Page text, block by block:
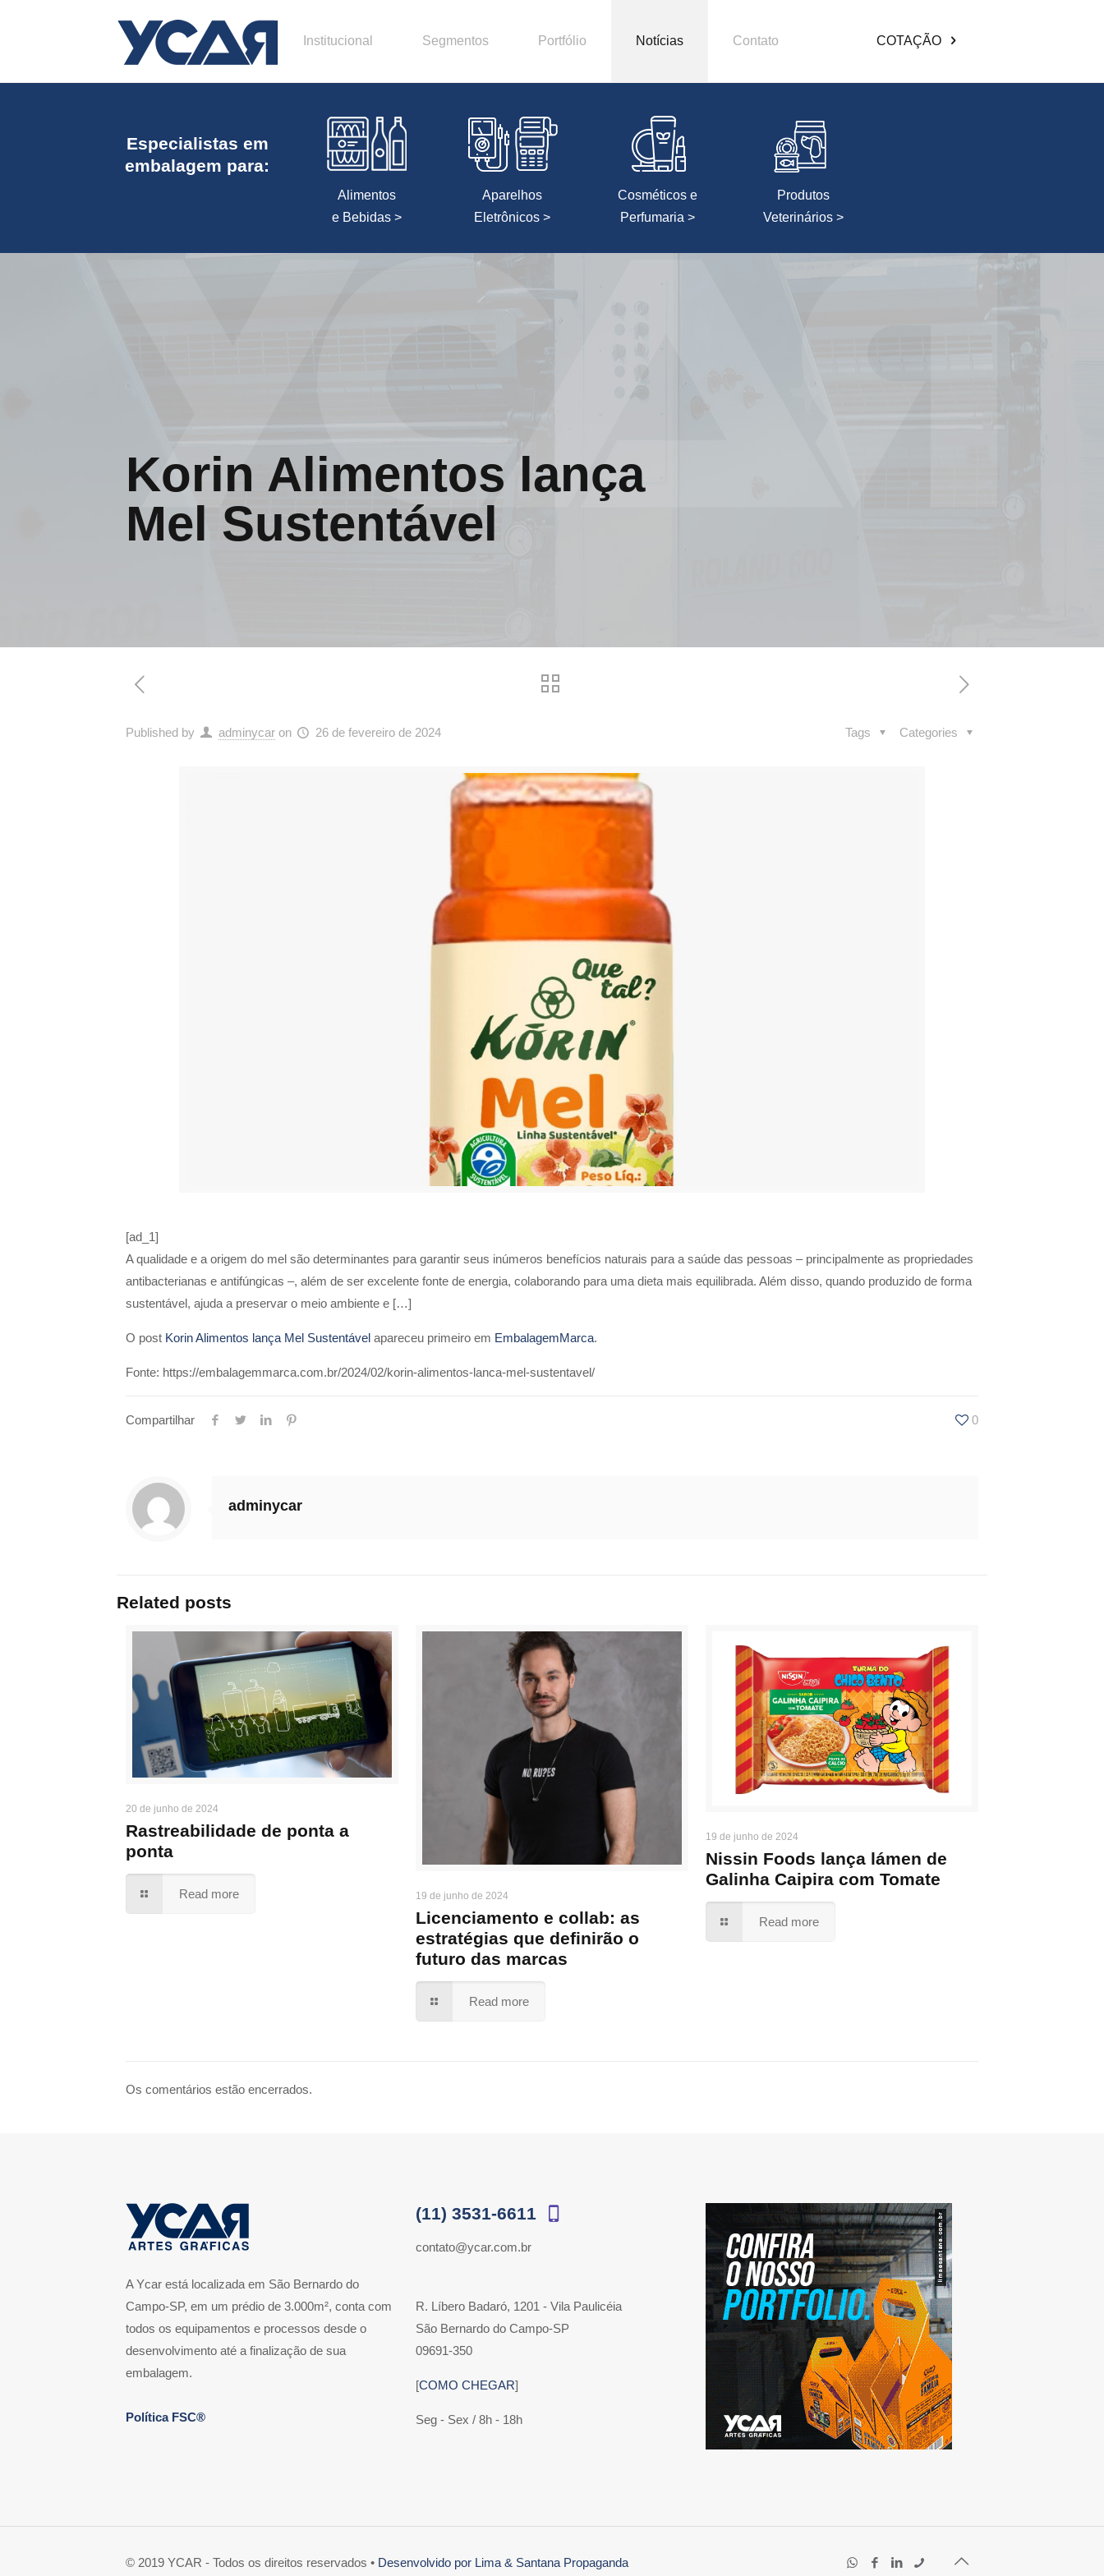
Institucional Segmentos Portfólio Notícias Contato COTAÇÃO
Especialistas em
embalagem para:
Alimentos
e Bebidas >
Aparelhos
Eletrônicos >
Cosméticos e
Perfumaria >
Produtos
Veterinários >
Korin Alimentos lança
Mel Sustentável
Published by adminycar on 26 de fevereiro de 2024 Categories
Tags
[ad_1]
A qualidade e a origem do mel são determinantes para garantir seus inúmeros benefícios naturais para a saúde das pessoas – principalmente as propriedades
antibacterianas e antifúngicas –, além de ser excelente fonte de energia, colaborando para uma dieta mais equilibrada. Além disso, quando produzido de forma
sustentável, ajuda a preservar o meio ambiente e […]
O post Korin Alimentos lança Mel Sustentávelapareceu primeiro em EmbalagemMarca.
Fonte: https://embalagemmarca.com.br/2024/02/korin-alimentos-lanca-mel-sustentavel/
Compartilhar 0
adminycar
Related posts
20 de junho de 2024
Rastreabilidade de ponta a
ponta
Read more 19 de junho de 2024
Licenciamento e collab: as
estratégias que definirão o
futuro das marcas
Read more
19 de junho de 2024
Nissin Foods lança lámen de
Galinha Caipira com Tomate
Read more
Os comentários estão encerrados.
A Ycar está localizada em São Bernardo do
Campo-SP, em um prédio de 3.000m², conta com
todos os equipamentos e processos desde o
desenvolvimento até a finalização de sua
embalagem.
Política FSC®
(11) 3531-6611
contato@ycar.com.br
R. Líbero Badaró, 1201 - Vila Paulicéia
São Bernardo do Campo-SP
09691-350
[COMO CHEGAR]
Seg - Sex / 8h - 18h
© 2019 YCAR - Todos os direitos reservados • Desenvolvido por Lima & Santana Propaganda